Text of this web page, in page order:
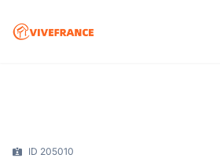
ID 205010